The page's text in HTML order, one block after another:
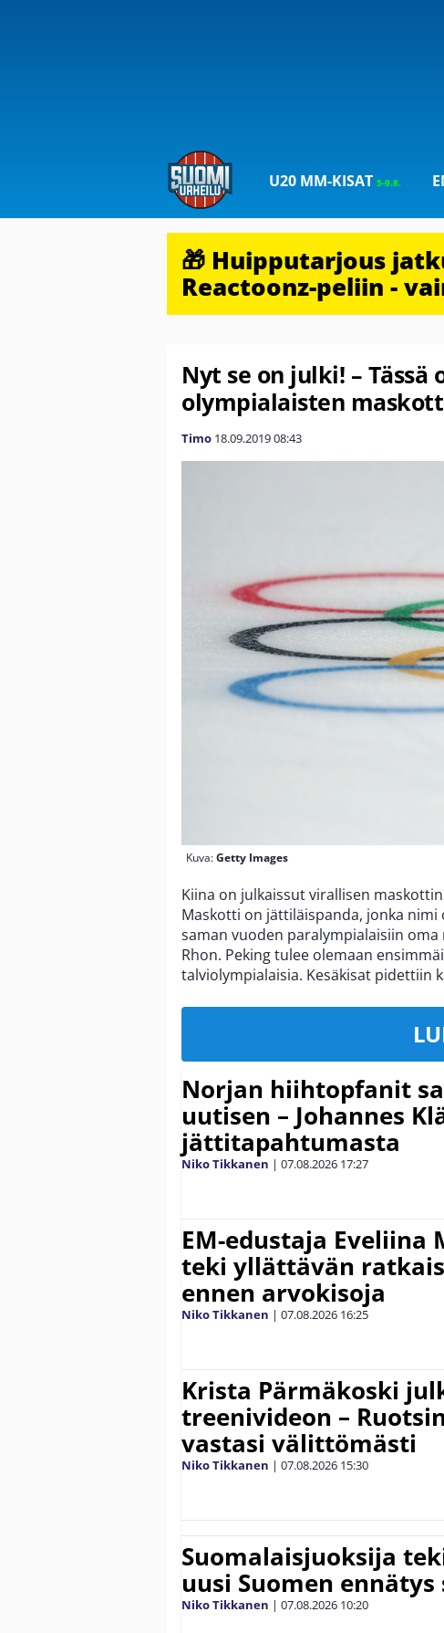
U20 MM-KISAT5-9.8.
🎁 Huipputarjous
Reactoonz-peliin -
Nyt se on julki! – Tässä
olympialaisten
Timo 18.09.201908:43
Kuva:Getty Images
Kiina on julkaissut virallisen
Maskotti on jättiläispanda, jonka nimi
saman vuoden paralympialaisiin
Rhon. Peking tulee olemaan
talviolympialaisia. Kesäkisat pidettiin
Norjan hiihtopfanit
uutisen – Johannes
jättitapahtumasta
Niko Tikkanen | 07.08.2026 17:27
EM-edustaja Eveliina
teki yllättävän
ennen arvokisoja
Niko Tikkanen | 07.08.2026 16:25
Krista Pärmäkoski
treenivideon –
vastasi välittömästi
Niko Tikkanen | 07.08.2026 15:30
Suomalaisjuoksija
uusi Suomen
Niko Tikkanen | 07.08.2026 10:20